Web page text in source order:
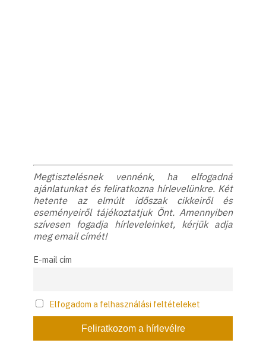
Megtisztelésnek vennénk, ha elfogadná
ajánlatunkat és feliratkozna hírlevelünkre. Két
hetente az elmúlt időszak cikkeiről és
eseményeiről tájékoztatjuk Önt. Amennyiben
szívesen fogadja hírleveleinket, kérjük adja
meg email címét!
E-mail cím
Elfogadom a felhasználási feltételeket